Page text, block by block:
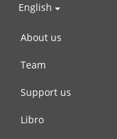
English
About us
Team
Support us
Libro